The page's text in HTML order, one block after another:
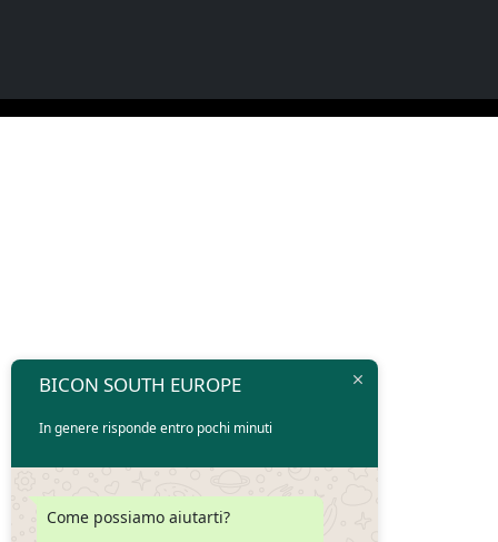
BICON SOUTH EUROPE
In genere risponde entro pochi minuti
Come possiamo aiutarti?